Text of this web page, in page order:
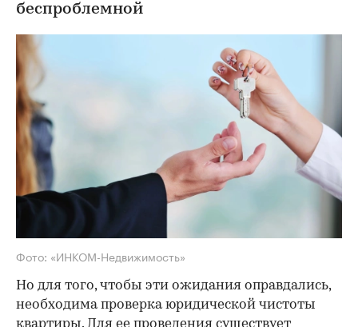
беспроблемной
Фото: «ИНКОМ-Недвижимость»
Но для того, чтобы эти ожидания оправдались,
необходима проверка юридической чистоты
квартиры. Для ее проведения существует